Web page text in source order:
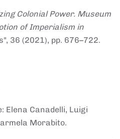
Colonial Power. Museum
of Imperialism in
36 (2021), pp. 676–722.
Elena Canadelli, Luigi
Morabito.